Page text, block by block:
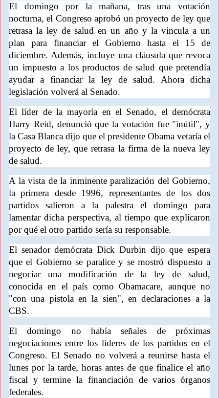
El domingo por la mañana, tras una votación
nocturna, el Congreso aprobó un proyecto de ley que
retrasa la ley de salud en un año y la vincula a un
plan para financiar el Gobierno hasta el 15 de
diciembre. Además, incluye una cláusula que revoca
un impuesto a los productos de salud que pretendía
ayudar a financiar la ley de salud. Ahora dicha
legislación volverá al Senado.
El líder de la mayoría en el Senado, el demócrata
Harry Reid, denunció que la votación fue "inútil", y
la Casa Blanca dijo que el presidente Obama vetaría el
proyecto de ley, que retrasa la firma de la nueva ley
de salud.
A la vista de la inminente paralización del Gobierno,
la primera desde 1996, representantes de los dos
partidos salieron a la palestra el domingo para
lamentar dicha perspectiva, al tiempo que explicaron
por qué el otro partido sería su responsable.
El senador demócrata Dick Durbin dijo que espera
que el Gobierno se paralice y se mostró dispuesto a
negociar una modificación de la ley de salud,
conocida en el país como Obamacare, aunque no
"con una pistola en la sien", en declaraciones a la
CBS.
El domingo no había señales de próximas
negociaciones entre los líderes de los partidos en el
Congreso. El Senado no volverá a reunirse hasta el
lunes por la tarde, horas antes de que finalice el año
fiscal y termine la financiación de varios órganos
federales.